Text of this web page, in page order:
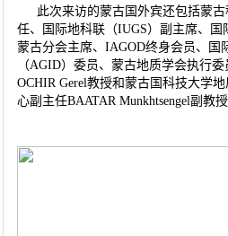
此次来访的蒙古国外宾还包括蒙古
任、国际地科联（IUGS）副主席、国
蒙古分会主席、IAGOD终身会员、国
（AGID）委员、蒙古地质学会执行
OCHIR Gerel教授和蒙古国科技大学
心副主任BAATAR Munkhtsengel副教授